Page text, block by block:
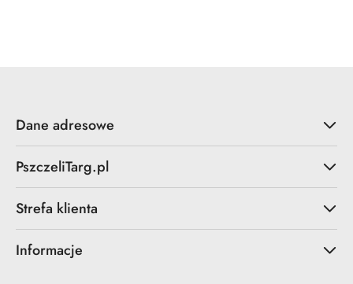
Dane adresowe
PszczeliTarg.pl
Strefa klienta
Informacje